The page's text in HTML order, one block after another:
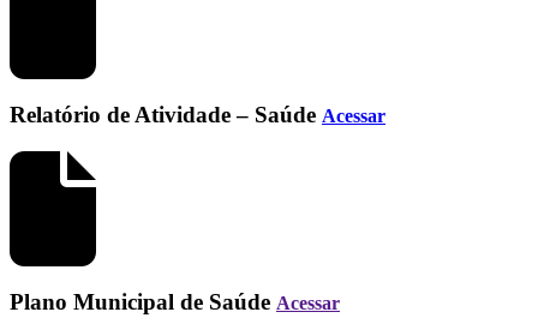
Relatório de Atividade – Saúde Acessar
Plano Municipal de Saúde Acessar